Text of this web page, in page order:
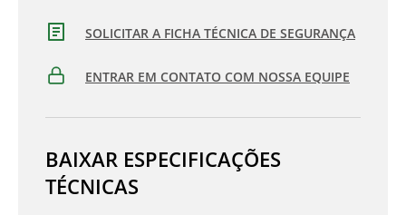
SOLICITAR A FICHA TÉCNICA DE SEGURANÇA
ENTRAR EM CONTATO COM NOSSA EQUIPE
BAIXAR ESPECIFICAÇÕES
TÉCNICAS